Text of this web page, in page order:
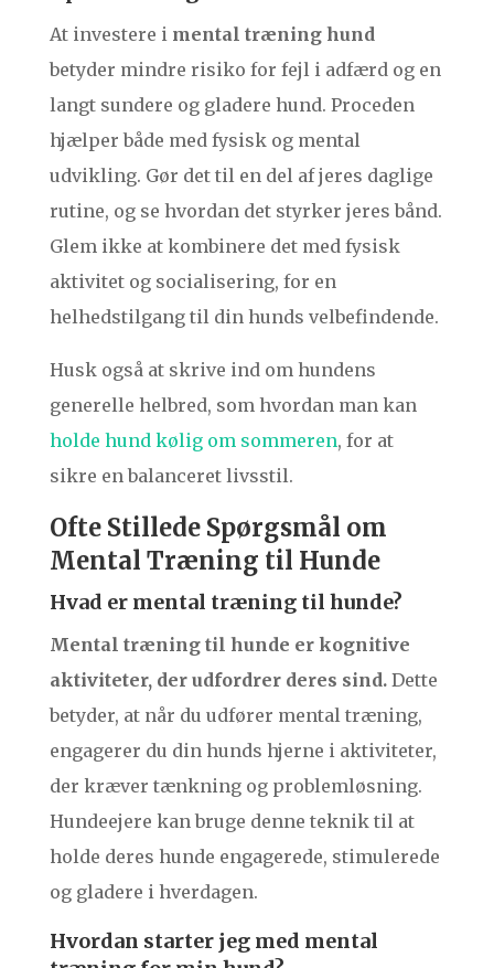
At investere i mental træning hund
betyder mindre risiko for fejl i adfærd og en
langt sundere og gladere hund. Proceden
hjælper både med fysisk og mental
udvikling. Gør det til en del af jeres daglige
rutine, og se hvordan det styrker jeres bånd.
Glem ikke at kombinere det med fysisk
aktivitet og socialisering, for en
helhedstilgang til din hunds velbefindende.
Husk også at skrive ind om hundens
generelle helbred, som hvordan man kan
holde hund kølig om sommeren, for at
sikre en balanceret livsstil.
Ofte Stillede Spørgsmål om
Mental Træning til Hunde
Hvad er mental træning til hunde?
Mental træning til hunde er kognitive
aktiviteter, der udfordrer deres sind.Dette
betyder, at når du udfører mental træning,
engagerer du din hunds hjerne i aktiviteter,
der kræver tænkning og problemløsning.
Hundeejere kan bruge denne teknik til at
holde deres hunde engagerede, stimulerede
og gladere i hverdagen.
Hvordan starter jeg med mental